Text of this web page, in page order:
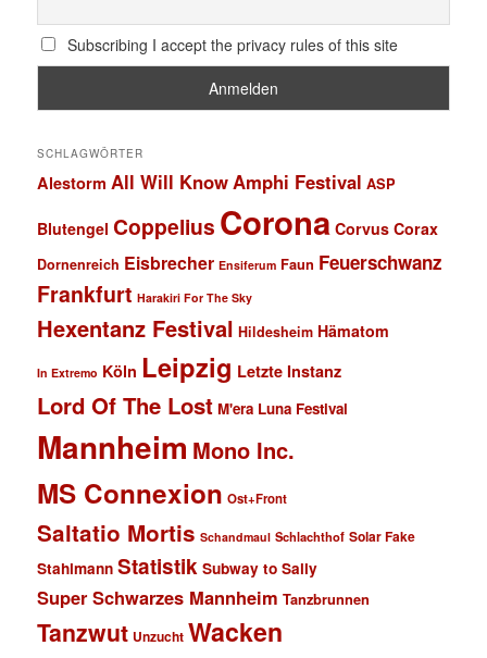
Subscribing I accept the privacy rules of this site
SCHLAGWÖRTER
Alestorm All Will KnowAmphi Festival ASP
Blutengel Coppelius Corona Corvus Corax
Dornenreich Eisbrecher Ensiferum Faun Feuerschwanz
Frankfurt Harakiri For The Sky
Hexentanz Festival Hildesheim Hämatom
In Extremo Köln Leipzig Letzte Instanz
Lord Of The Lost M'era Luna Festival
Mannheim Mono Inc.
MS Connexion Ost+Front
Saltatio Mortis Schandmaul Schlachthof Solar Fake
Stahlmann Statistik Subway to Sally
Super Schwarzes Mannheim Tanzbrunnen
Tanzwut Unzucht Wacken